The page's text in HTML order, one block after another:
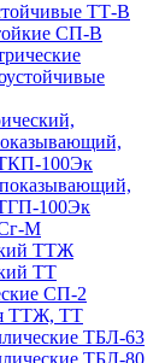
ТТ-В
СП-В
ТКП-100Эк
100Эк
М
ТТЖ
ТТ
СП-2
ТТЖ, ТТ
ТБЛ-63
ТБЛ-80